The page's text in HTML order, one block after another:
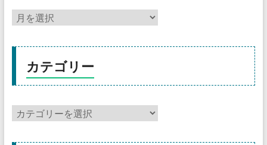
カテゴリー